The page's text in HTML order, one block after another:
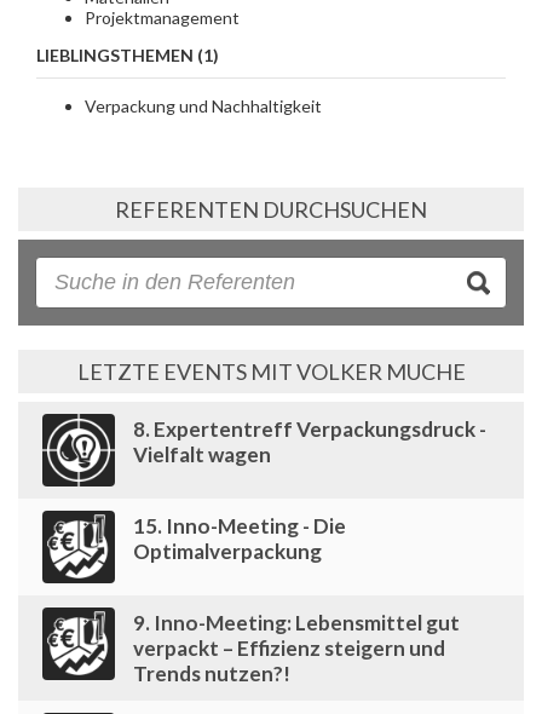
Projektmanagement
LIEBLINGSTHEMEN (1)
Verpackung und Nachhaltigkeit
REFERENTEN DURCHSUCHEN
LETZTE EVENTS MIT VOLKER MUCHE
8. Expertentreff Verpackungsdruck -
Vielfalt wagen
15. Inno-Meeting - Die
Optimalverpackung
9. Inno-Meeting: Lebensmittel gut
verpackt – Effizienz steigern und
Trends nutzen?!